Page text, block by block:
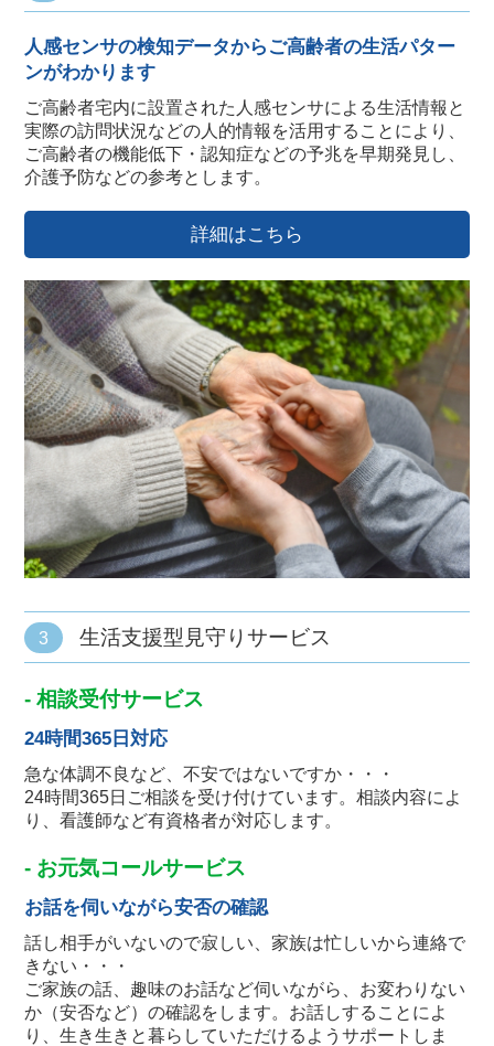
人感センサの検知データからご高齢者の生活パター
ンがわかります
ご高齢者宅内に設置された人感センサによる生活情報と
実際の訪問状況などの人的情報を活用することにより、
ご高齢者の機能低下・認知症などの予兆を早期発見し、
介護予防などの参考とします。
詳細はこちら
3 生活支援型見守りサービス
- 相談受付サービス
24時間365日対応
急な体調不良など、不安ではないですか・・・
24時間365日ご相談を受け付けています。相談内容によ
り、看護師など有資格者が対応します。
- お元気コールサービス
お話を伺いながら安否の確認
話し相手がいないので寂しい、家族は忙しいから連絡で
きない・・・
ご家族の話、趣味のお話など伺いながら、お変わりない
か（安否など）の確認をします。お話しすることによ
り、生き生きと暮らしていただけるようサポートしま